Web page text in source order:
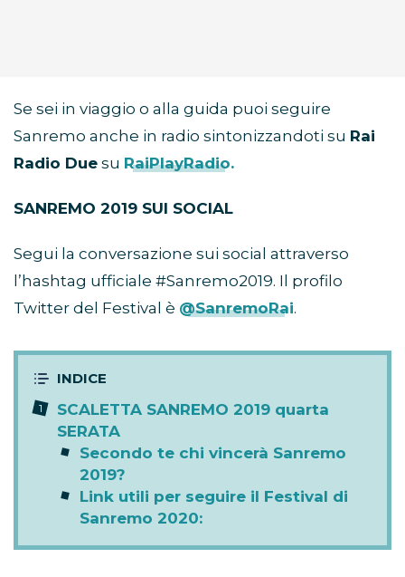
Se sei in viaggio o alla guida puoi seguire
Sanremo anche in radio sintonizzandoti su Rai
Radio Due su RaiPlayRadio.
SANREMO 2019 SUI SOCIAL
Segui la conversazione sui social attraverso
l’hashtag ufficiale #Sanremo2019. Il profilo
Twitter del Festival è @SanremoRai.
SCALETTA SANREMO 2019 quarta
SERATA
Secondo te chi vincerà Sanremo
2019?
Link utili per seguire il Festival di
Sanremo 2020: